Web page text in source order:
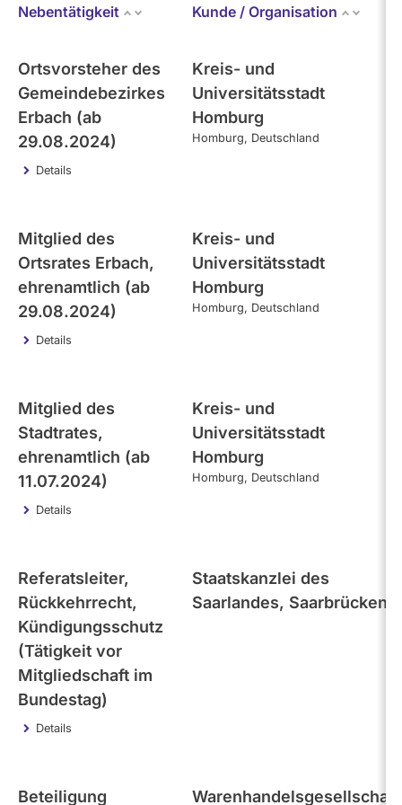
abgeordnetenwatch
werden.Kategorie
Themen
Einkommen
- Alle -
Interval
- Alle -
Nebentätigkeit Kunde / Organisation
Ortsvorsteher des
Gemeindebezirkes
Erbach (ab
29.08.2024)
Details
Kreis- und
Universitätsstadt
Homburg
Homburg Deutschland
Mitglied des
Ortsrates Erbach,
ehrenamtlich (ab
29.08.2024)
Details
Kreis- und
Universitätsstadt
Homburg
Homburg Deutschland
Mitglied des
Stadtrates,
ehrenamtlich (ab
11.07.2024)
Details
Kreis- und
Universitätsstadt
Homburg
Homburg Deutschland
Referatsleiter,
Rückkehrrecht,
Kündigungsschutz
(Tätigkeit vor
Mitgliedschaft im
Bundestag)
Details
Staatskanzlei des
Saarlandes, Saarbrücken,
Beteiligung Warenhandelsgesellschaft